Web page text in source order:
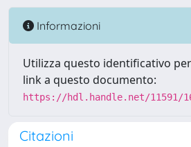
Informazioni
Utilizza questo identificativo
link a questo documento:
https://hdl.handle.net/11591/
Citazioni